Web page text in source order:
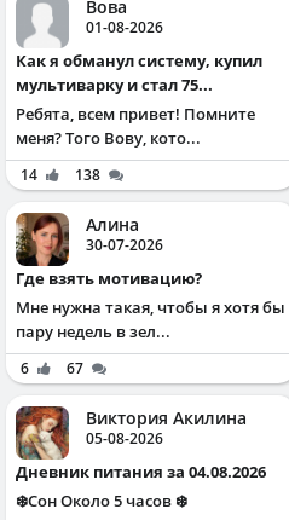
Вова
01-08-2026
Как я обманул систему, купил
мультиварку и стал 75...
Ребята, всем привет! Помните
меня? Того Вову, кото...
14 138
Алина
30-07-2026
Где взять мотивацию?
Мне нужна такая, чтобы я хотя бы
пару недель в зел...
6 67
Виктория Акилина
05-08-2026
Дневник питания за 04.08.2026
❄️Сон Около 5 часов ❄️